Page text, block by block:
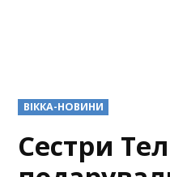
POSTED
IN
ВІККА-НОВИНИ
Сестри